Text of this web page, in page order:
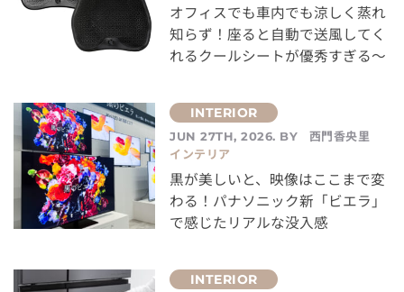
オフィスでも車内でも涼しく蒸れ
知らず！座ると自動で送風してく
れるクールシートが優秀すぎる～
JUN 27TH, 2026. BY
西門香央里
インテリア
黒が美しいと、映像はここまで変
わる！パナソニック新「ビエラ」
で感じたリアルな没入感